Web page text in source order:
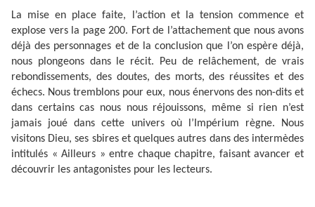
La mise en place faite, l’action et la tension commence et
explose vers la page 200. Fort de l’attachement que nous avons
déjà des personnages et de la conclusion que l’on espère déjà,
nous plongeons dans le récit. Peu de relâchement, de vrais
rebondissements, des doutes, des morts, des réussites et des
échecs. Nous tremblons pour eux, nous énervons des non-dits et
dans certains cas nous nous réjouissons, même si rien n’est
jamais joué dans cette univers où l’Impérium règne. Nous
visitons Dieu, ses sbires et quelques autres dans des intermèdes
intitulés « Ailleurs » entre chaque chapitre, faisant avancer et
découvrir les antagonistes pour les lecteurs.